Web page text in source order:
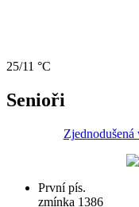
25/11 °C
Senioři
Zjednodušená
První pís.
zmínka 1386